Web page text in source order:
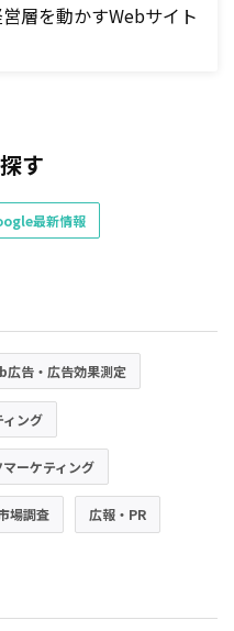
層を動かすWebサイト
す
最新情報
広告・広告効果測定
ィング
ーケティング
場調査 広報・PR